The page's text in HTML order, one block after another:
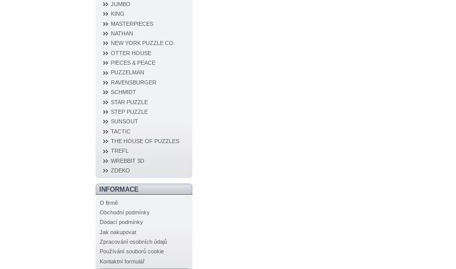
JUMBO
KING
MASTERPIECES
NATHAN
NEW YORK PUZZLE CO.
OTTER HOUSE
PIECES & PEACE
PUZZELMAN
RAVENSBURGER
SCHMIDT
STAR PUZZLE
STEP PUZZLE
SUNSOUT
TACTIC
THE HOUSE OF PUZZLES
TREFL
WREBBIT 3D
ZDEKO
INFORMACE
O firmě
Obchodní podmínky
Dodací podmínky
Jak nakupovat
Zpracování osobních údajů
Používání souborů cookie
Kontaktní formulář